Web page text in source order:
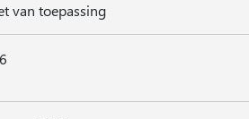
van toepassing